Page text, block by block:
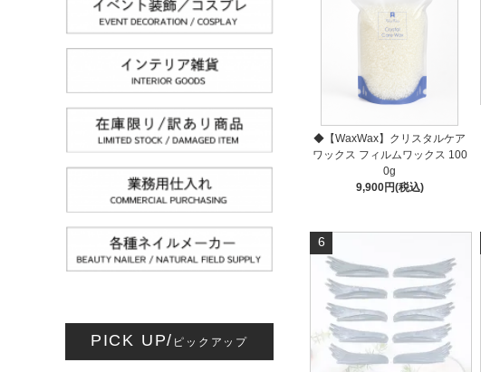
PICK UP/ ピックアップ
◆【WaxWax】クリスタルケア
ワックス フィルムワックス 100
0g
9,900円(税込)
6